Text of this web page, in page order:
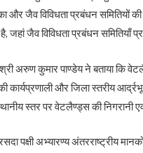
और जैव विविधता प्रबंधन समितियों की
जहां जैव विविधता प्रबंधन समितियाँ
अरुण कुमार पाण्डेय ने बताया कि
कार्यप्रणाली और जिला स्तरीय
स्तर पर वेटलैण्ड्स की निगरानी
पक्षी अभ्यारण्य अंतरराष्ट्रीय